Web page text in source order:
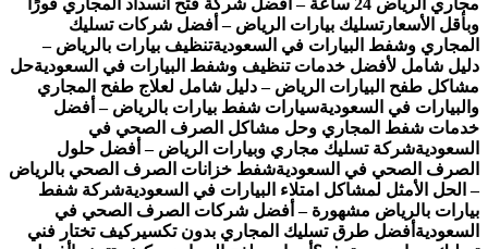
وبأقل الأسعارتسليك بيارات الرياض – أفضل شركات تسليك
المجاري وشفط البيارات في السعوديةتنظيف بيارات بالرياض –
دليل شامل لأفضل خدمات تنظيف وشفط البيارات في السعوديةحل
مشاكل طفح البيارات الرياض – دليل شامل لعلاج طفح المجاري
والبيارات في السعوديةسيارات شفط بيارات بالرياض – أفضل
خدمات شفط المجاري وحل مشاكل الصرف الصحي في
السعوديةشركة تسليك مجاري وبيارات الرياض – أفضل حلول
الصرف الصحي في السعوديةشفط خزانات الصرف الصحي بالرياض
– الحل الأمثل لمشاكل امتلاء البيارات في السعوديةشركة شفط
بيارات بالرياض مشهورة – أفضل شركات الصرف الصحي في
السعودية أفضل طرق تسليك المجاري بدون تكسيركيف تختار فني